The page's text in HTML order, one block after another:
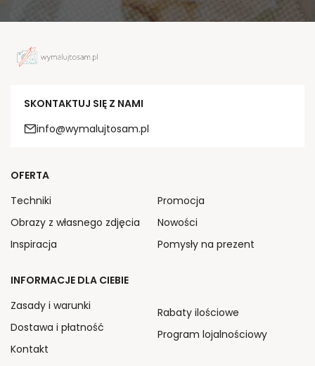
SKONTAKTUJ SIĘ Z NAMI
info@wymalujtosam.pl
OFERTA
Techniki
Obrazy z własnego zdjęcia
Inspiracja
Promocja
Nowości
Pomysły na prezent
INFORMACJE DLA CIEBIE
Zasady i warunki
Dostawa i płatność
Kontakt
Rabaty ilościowe
Program lojalnościowy